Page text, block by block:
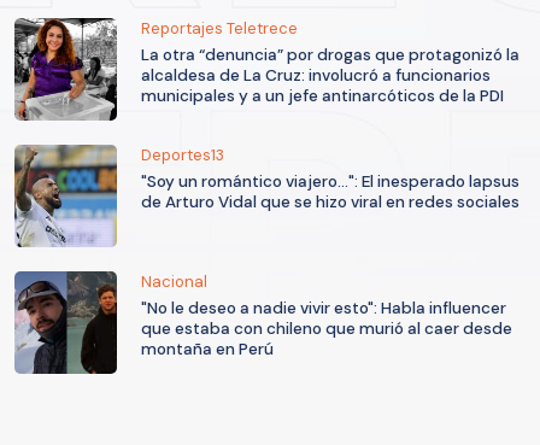
Reportajes Teletrece
La otra “denuncia” por drogas que protagonizó la
alcaldesa de La Cruz: involucró a funcionarios
municipales y a un jefe antinarcóticos de la PDI
Deportes13
"Soy un romántico viajero...": El inesperado lapsus
de Arturo Vidal que se hizo viral en redes sociales
Nacional
"No le deseo a nadie vivir esto": Habla influencer
que estaba con chileno que murió al caer desde
montaña en Perú